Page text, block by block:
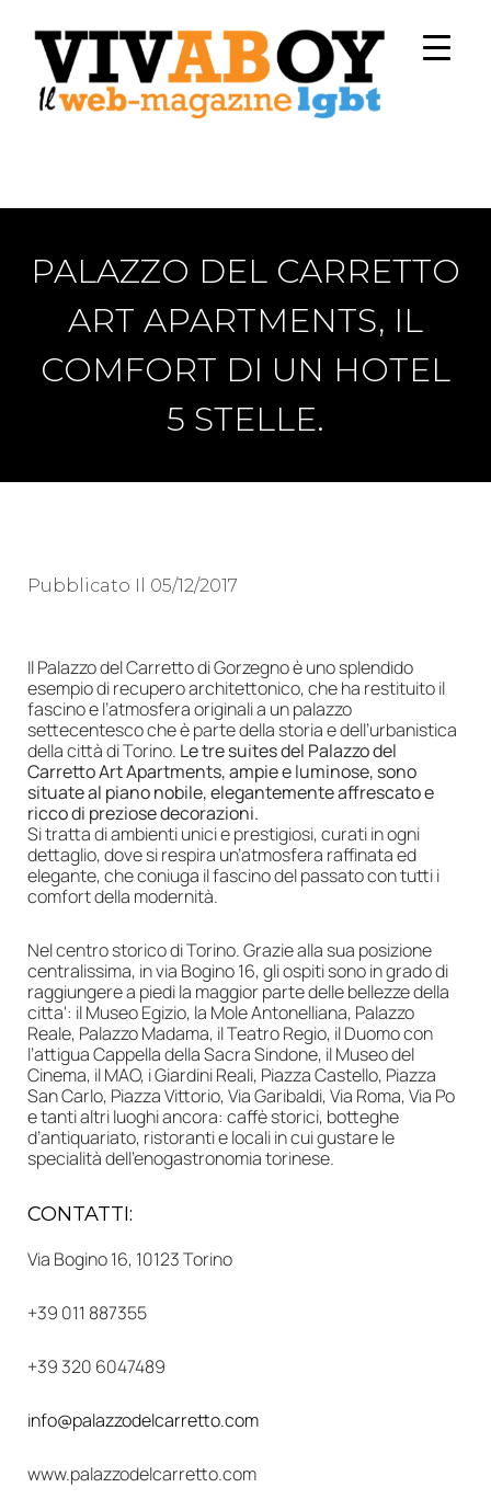
PALAZZO DEL CARRETTO
ART APARTMENTS, IL
COMFORT DI UN HOTEL
5 STELLE.
Pubblicato Il 05/12/2017
Il Palazzo del Carretto di Gorzegno è uno splendido
esempio di recupero architettonico, che ha restituito il
fascino e l’atmosfera originali a un palazzo
settecentesco che è parte della storia e dell’urbanistica
della città di Torino. Le tre suites del Palazzo del
Carretto Art Apartments, ampie e luminose, sono
situate al piano nobile, elegantemente affrescato e
ricco di preziose decorazioni.
Si tratta di ambienti unici e prestigiosi, curati in ogni
dettaglio, dove si respira un’atmosfera raffinata ed
elegante, che coniuga il fascino del passato con tutti i
comfort della modernità.
Nel centro storico di Torino. Grazie alla sua posizione
centralissima, in via Bogino 16, gli ospiti sono in grado di
raggiungere a piedi la maggior parte delle bellezze della
citta': il Museo Egizio, la Mole Antonelliana, Palazzo
Reale, Palazzo Madama, il Teatro Regio, il Duomo con
l’attigua Cappella della Sacra Sindone, il Museo del
Cinema, il MAO, i Giardini Reali, Piazza Castello, Piazza
San Carlo, Piazza Vittorio, Via Garibaldi, Via Roma, Via Po
e tanti altri luoghi ancora: caffè storici, botteghe
d’antiquariato, ristoranti e locali in cui gustare le
specialità dell’enogastronomia torinese.
CONTATTI:
Via Bogino 16, 10123 Torino
+39 011 887355
+39 320 6047489
info@palazzodelcarretto.com
www.palazzodelcarretto.com